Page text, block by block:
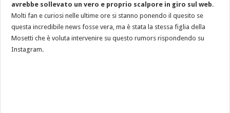
avrebbe sollevato un vero e proprio scalpore in giro sul web.
Molti fan e curiosi nelle ultime ore si stanno ponendo il quesito se
questa incredibile news fosse vera, ma è stata la stessa figlia della
Mosetti che è voluta intervenire su questo rumors rispondendo su
Instagram.